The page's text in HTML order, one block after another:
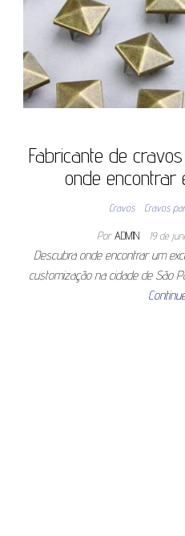
Fabricante de
onde encontrar
Cravos Cravos
Por ADMIN 19 de
Descubra onde encontrar um
customização na cidade de São